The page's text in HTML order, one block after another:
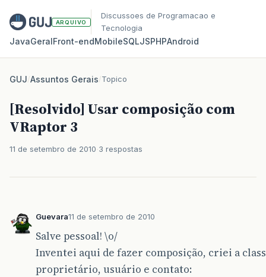
ARQUIVO
Discussoes de Programacao e
Tecnologia
JavaGeralFront‑endMobileSQLJSPHPAndroid
GUJ/Assuntos Gerais/Topico
[Resolvido] Usar composição com
VRaptor 3
11 de setembro de 2010 3 respostas
Guevara11 de setembro de 2010
Salve pessoal! \o/
Inventei aqui de fazer composição, criei a
proprietário, usuário e contato: